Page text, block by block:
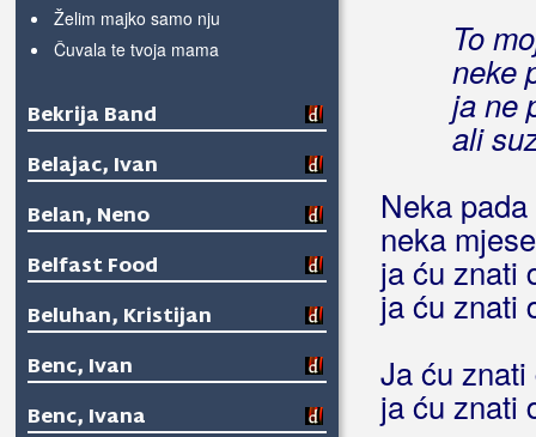
Želim majko samo nju
Čuvala te tvoja mama
Bekrija Band
Belajac, Ivan
Belan, Neno
Belfast Food
Beluhan, Kristijan
Benc, Ivan
Benc, Ivana
To
neke
ja ne
ali
Neka
neka
ja ću znati
ja ću znati
Ja ću
ja ću znati